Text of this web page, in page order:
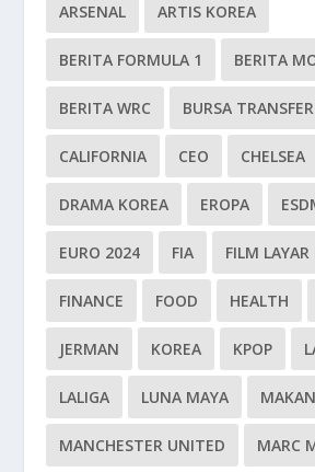
ARSENAL ARTIS KOREA
BERITA FORMULA 1 BERITA
BERITA WRC BURSA
CALIFORNIA CEO CHELSEA
DRAMA KOREA EROPA
EURO 2024 FIA FILM LAYAR
FINANCE FOOD HEALTH
JERMAN KOREA KPOP
LALIGA LUNA MAYA
MANCHESTER UNITED MARC